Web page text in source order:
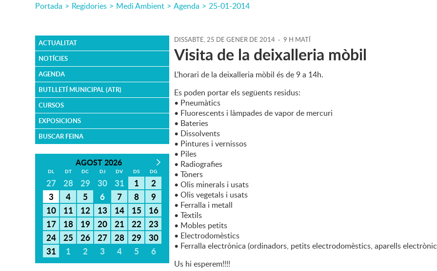
Portada > Regidories > Medi Ambient > Agenda > 25-01-2014
ACTUALITAT
NOTÍCIES
AGENDA
BUTLLETÍ MUNICIPAL (ATR)
CURSOS
EXPOSICIONS
BUSCAR FEINA
AGOST 2026
DL DT DC DJ DV DS DG
27 28 29 30 31 1
2
3
4 5 6 7 8
9
10
11 12 13 14 15
16
17
18 19 20 21 22
23
24
25 26 27 28 29
30
31
1 2 3 4 5 6
DISSABTE,25 DE GENER DE 2014 - 9 H MATÍ
Visita de la deixalleria mòbil
L'horari de la deixalleria mòbil és de 9 a 14h.
Es poden portar els següents residus:
• Pneumàtics
• Fluorescents i làmpades de vapor de mercuri
• Bateries
• Dissolvents
• Pintures i vernissos
• Piles
• Radiografies
• Tòners
• Olis minerals i usats
• Olis vegetals i usats
• Ferralla i metall
• Tèxtils
• Mobles petits
• Electrodomèstics
• Ferralla electrònica (ordinadors, petits electrodomèstics, aparells
Us hi esperem!!!!